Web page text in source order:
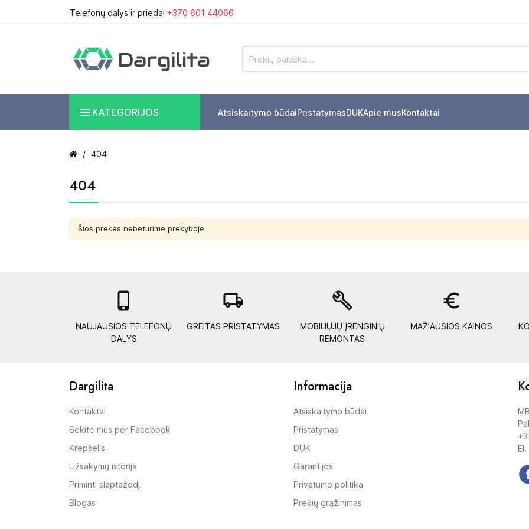
Telefonų dalys ir priedai +370 601 44066
 KATEGORIJOS Atsiskaitymo būdaiPristatymasDUKApie musKontaktai
404
404
Šios prekės nebeturime prekyboje

NAUJAUSIOS TELEFONŲ
DALYS
local_shipping
GREITAS PRISTATYMAS
build
MOBILIŲJŲ ĮRENGINIŲ
REMONTAS
euro_symbol
MAŽIAUSIOS KAINOS
Dargilita
Kontaktai
Sekite mus per Facebook
Krepšelis
Užsakymų istorija
Priminti slaptažodį
Blogas
Informacija
Atsiskaitymo būdai
Pristatymas
DUK
Garantijos
Privatumo politika
Prekių grąžinimas